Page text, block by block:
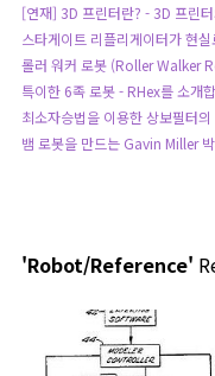
[연재] 3D 프린터란? - 3D 프린
스타게이트 리플리게이터가 현
롤러 워커 로봇 (Roller Walker
특이한 6족 로봇 - RHex를 소개
최소자승법을 이용한 상보필터
뱀 로봇을 만드는 Gavin Miller
'Robot/Reference'